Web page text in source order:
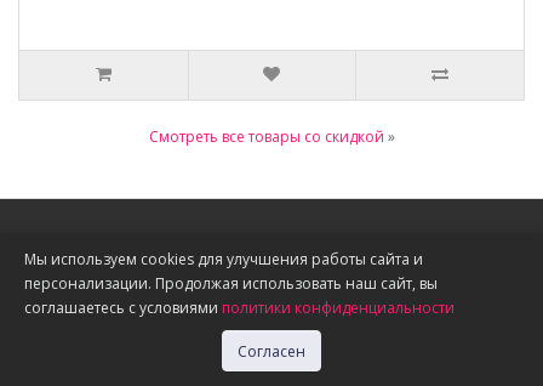
Смотреть все товары со скидкой »
Информация
О нас
Доставка, оплата, скидки
Политика конфиденциальности
Мы используем cookies для улучшения работы сайта и
персонализации. Продолжая использовать наш сайт, вы
соглашаетесь с условиями политики конфиденциальности
Согласен